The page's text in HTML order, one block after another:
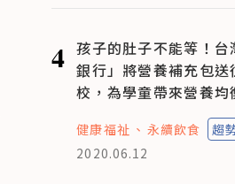
4 孩子的肚子不能等！台
銀行」將營養補充包送
校，為學童帶來營養均
健康福祉 永續飲食
趨
2020.06.12